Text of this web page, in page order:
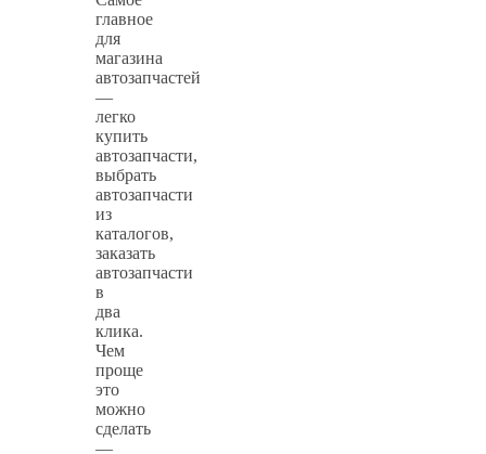
главное
для
магазина
автозапчастей
—
легко
купить
автозапчасти,
выбрать
автозапчасти
из
каталогов,
заказать
автозапчасти
в
два
клика.
Чем
проще
это
можно
сделать
—